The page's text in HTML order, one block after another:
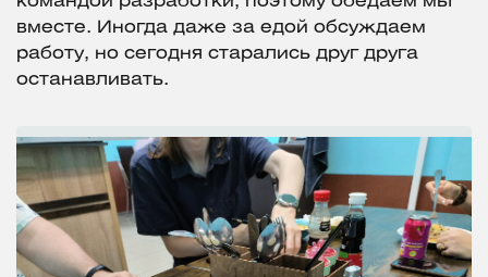
вместе. Иногда даже за едой обсуждаем
работу, но сегодня старались друг друга
останавливать.